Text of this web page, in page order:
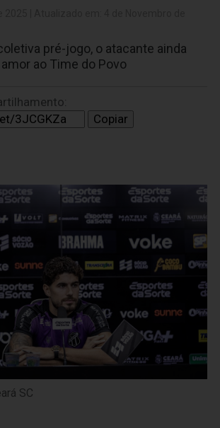
pré-jogo, o atacante ainda
ao Time do Povo
Copiar
SC